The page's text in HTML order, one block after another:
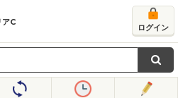
アC
ログイン